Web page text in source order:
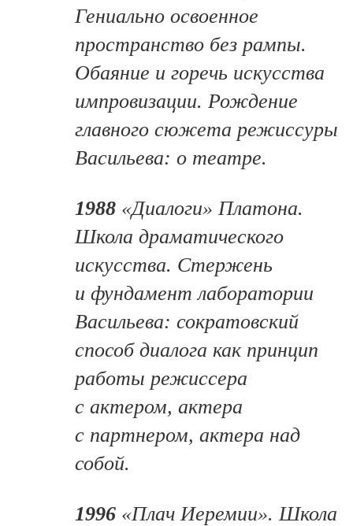
Гениально освоенное
пространство без рампы.
Обаяние и горечь искусства
импровизации. Рождение
главного сюжета режиссуры
Васильева: о театре.
1988«Диалоги» Платона.
Школа драматического
искусства. Стержень
и фундамент лаборатории
Васильева: сократовский
способ диалога как принцип
работы режиссера
с актером, актера
с партнером, актера над
собой.
1996«Плач Иеремии». Школа